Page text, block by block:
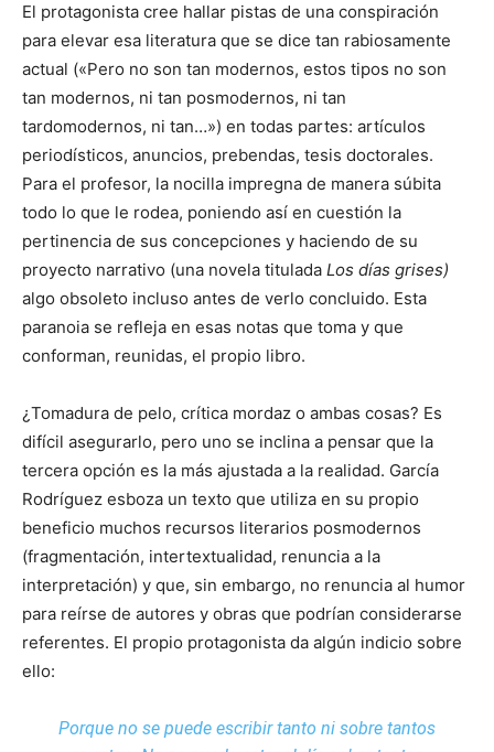
El protagonista cree hallar pistas de una conspiración
para elevar esa literatura que se dice tan rabiosamente
actual («Pero no son tan modernos, estos tipos no son
tan modernos, ni tan posmodernos, ni tan
tardomodernos, ni tan…») en todas partes: artículos
periodísticos, anuncios, prebendas, tesis doctorales.
Para el profesor, la nocilla impregna de manera súbita
todo lo que le rodea, poniendo así en cuestión la
pertinencia de sus concepciones y haciendo de su
proyecto narrativo (una novela titulada Los días grises)
algo obsoleto incluso antes de verlo concluido. Esta
paranoia se refleja en esas notas que toma y que
conforman, reunidas, el propio libro.
¿Tomadura de pelo, crítica mordaz o ambas cosas? Es
difícil asegurarlo, pero uno se inclina a pensar que la
tercera opción es la más ajustada a la realidad. García
Rodríguez esboza un texto que utiliza en su propio
beneficio muchos recursos literarios posmodernos
(fragmentación, intertextualidad, renuncia a la
interpretación) y que, sin embargo, no renuncia al humor
para reírse de autores y obras que podrían considerarse
referentes. El propio protagonista da algún indicio sobre
ello:
Porque no se puede escribir tanto ni sobre tantos